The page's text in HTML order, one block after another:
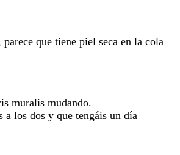
que tiene piel seca en la cola
muralis mudando.
a los dos y que tengáis un día